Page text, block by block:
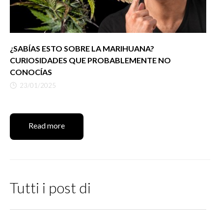
¿SABÍAS ESTO SOBRE LA MARIHUANA?
CURIOSIDADES QUE PROBABLEMENTE NO
CONOCÍAS
23/01/2025
Read more
Tutti i post di